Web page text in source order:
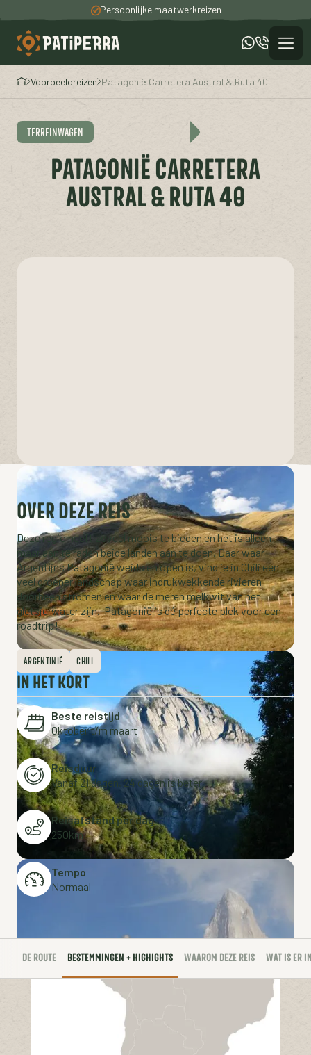
Persoonlijke maatwerkreizen
Een totaal verzorgde reis
Voorbeeldreizen Patagonië Carretera Austral & Ruta 40
TERREINWAGEN
PATAGONIË CARRETERA
AUSTRAL & RUTA 40
OVER DEZE REIS
Deze regio heeft zoveel moois te bieden en het is alleen
maar aan te raden beide landen aan te doen. Daar waar
Argentijns Patagonië weids en open is, vind je in Chili een
veel groener landschap waar indrukwekkende rivieren
doorheen stromen en waar de meren melkwit van het
gletsjerwater zijn. Patagonië is dé perfecte plek voor een
roadtrip!
ARGENTINIË CHILI
IN HET KORT
Beste reistijd
Oktober t/m maart
Reisduur
Vanaf 21 dagen, 24 dagen is beter
Reisafstand per dag
250km
Tempo
Normaal
DE ROUTE BESTEMMINGEN + HIGHIGHTS WAAROM DEZE REIS WAT IS ER